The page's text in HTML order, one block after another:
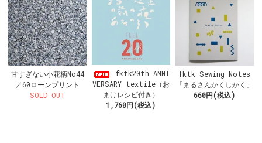
甘すぎない小花柄No44
／60ローンプリント
SOLD OUT
fktk20th ANNI
VERSARY textile（お
まけレシピ付き）
1,760円(税込)
fktk Sewing Notes
「まるさんかくしかく」
660円(税込)